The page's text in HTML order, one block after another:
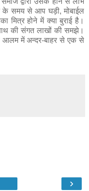
के समय से आप घड़ी, मोबाईल
होने में क्या बुराई है।
की संगत लाखों की समझे।
आलम में अन्दर-बाहर से एक से
›